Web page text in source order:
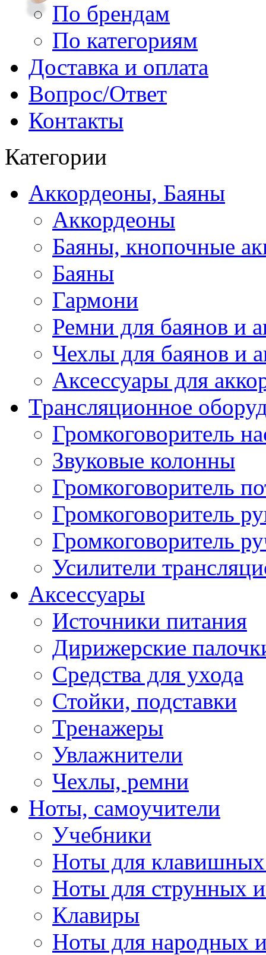
По брендам
По категориям
Доставка и оплата
Вопрос/Ответ
Контакты
Категории
Аккордеоны, Баяны
Аккордеоны
Баяны, кнопочные
Баяны
Гармони
Ремни для баянов и
Чехлы для баянов и
Аксессуары для
Трансляционное
Громкоговоритель
Звуковые колонны
Громкоговоритель
Громкоговоритель
Громкоговоритель
Усилители
Аксессуары
Источники питания
Дирижерские
Средства для ухода
Стойки, подставки
Тренажеры
Увлажнители
Чехлы, ремни
Ноты, самоучители
Учебники
Ноты для клавишных
Ноты для струнных
Клавиры
Ноты для народных